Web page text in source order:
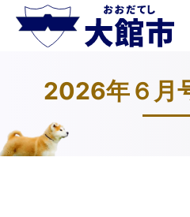
2026年６月